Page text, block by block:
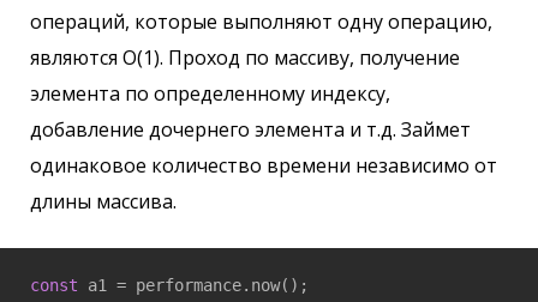
операций, которые выполняют одну операцию,
являются O(1). Проход по массиву, получение
элемента по определенному индексу,
добавление дочернего элемента и т.д. Займет
одинаковое количество времени независимо от
длины массива.
const a1 = performance.now();